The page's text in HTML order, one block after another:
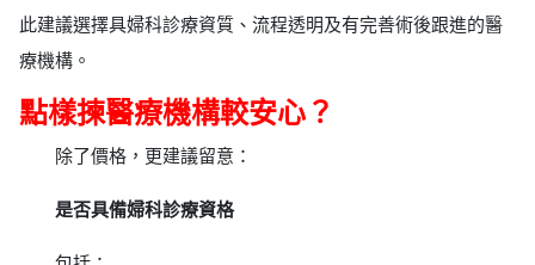
此建議選擇具婦科診療資質、流程透明及有完善術後跟進的醫
療機構。
點樣揀醫療機構較安心？
除了價格，更建議留意：
是否具備婦科診療資格